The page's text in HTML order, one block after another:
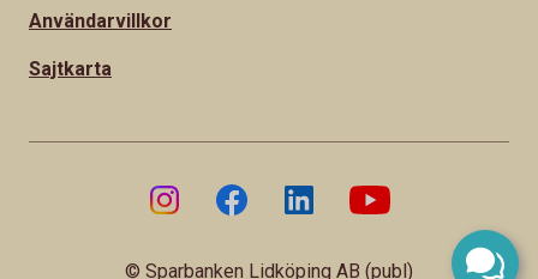
Användarvillkor
Sajtkarta
© Sparbanken Lidköping AB (publ)